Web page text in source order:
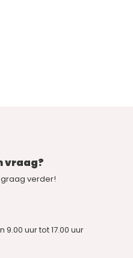
vraag?
verder!
uur tot 17.00 uur